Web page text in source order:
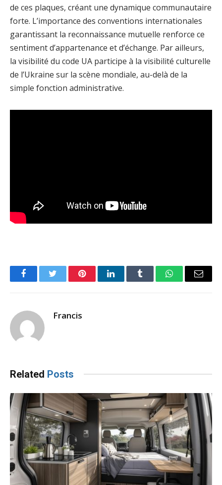
de ces plaques, créant une dynamique communautaire
forte. L’importance des conventions internationales
garantissant la reconnaissance mutuelle renforce ce
sentiment d’appartenance et d’échange. Par ailleurs,
la visibilité du code UA participe à la visibilité culturelle
de l’Ukraine sur la scène mondiale, au-delà de la
simple fonction administrative.
FacebookTwitter PinterestLinkedInTumblr WhatsAppEmail
Francis
Related Posts